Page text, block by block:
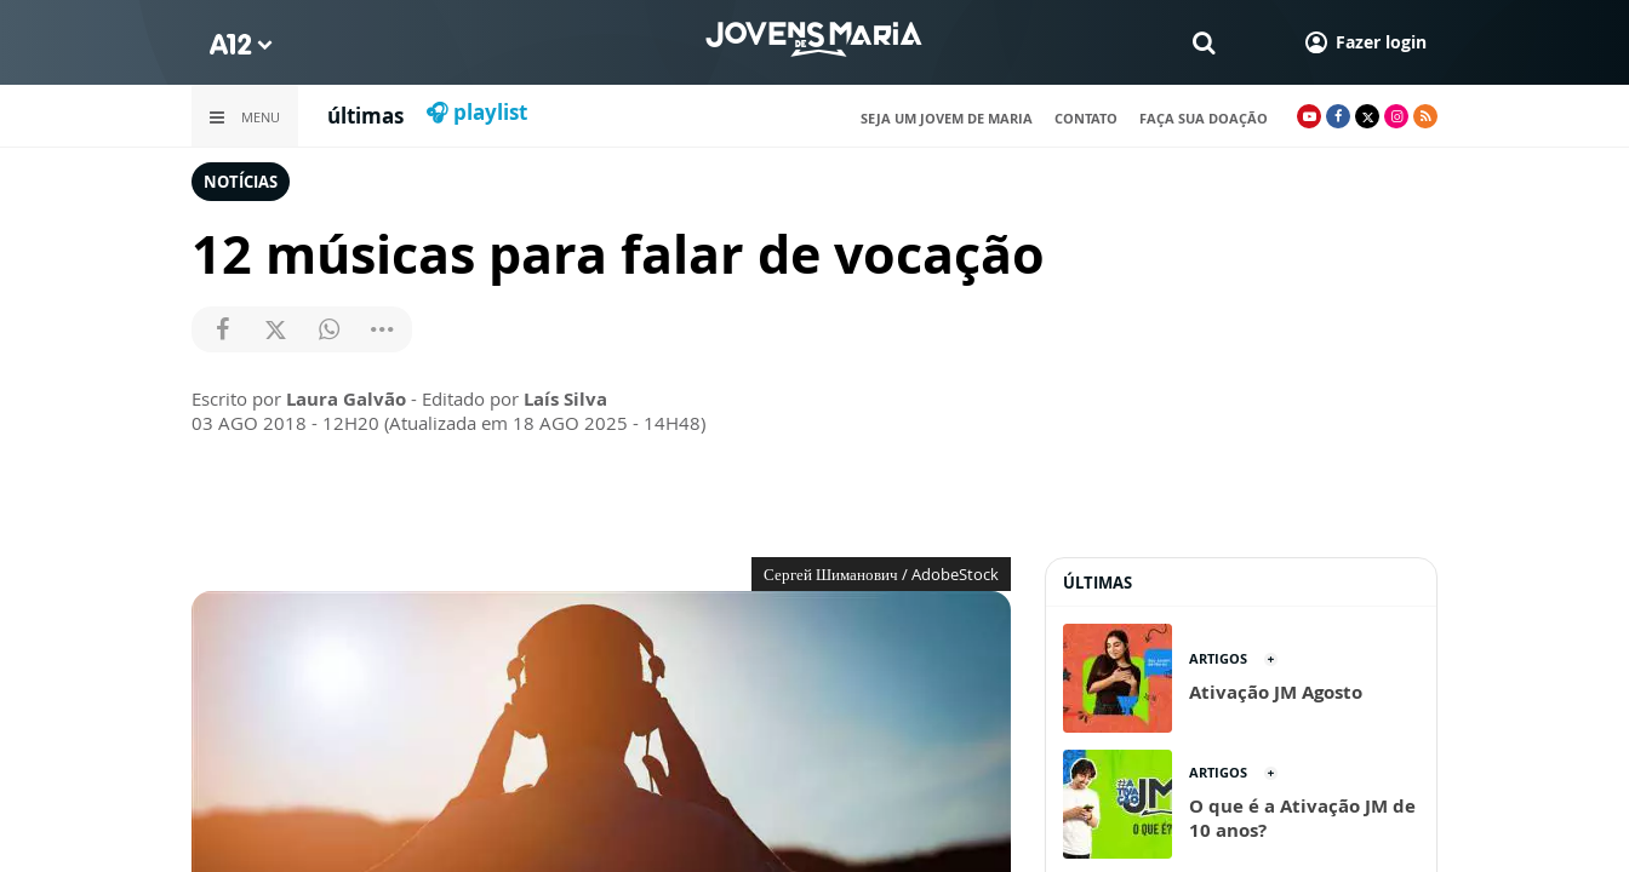
Fazer login
MENU últimas 🎧 playlist SEJA UM JOVEM DE MARIA CONTATO FAÇA SUA DOAÇÃO
NOTÍCIAS
12 músicas para falar de vocação
Escrito por Laura Galvão - Editado por Laís Silva
03 AGO 2018 - 12H20 (Atualizada em 18 AGO 2025 - 14H48)
Сергей Шиманович / AdobeStock ÚLTIMAS
ARTIGOS
Ativação JM Agosto
ARTIGOS
O que é a Ativação JM de
10 anos?